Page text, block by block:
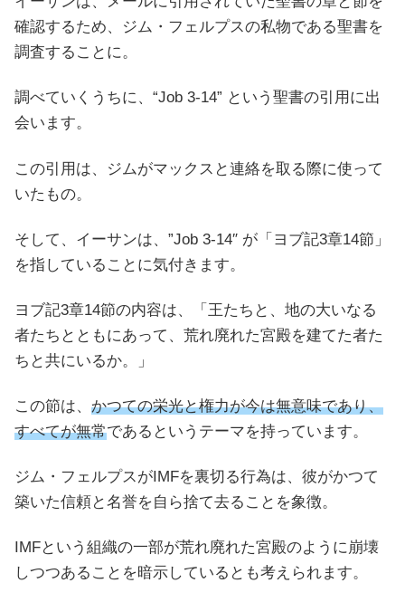
確認するため、ジム・フェルプスの私物である聖書を
調査することに。
調べていくうちに、“Job 3-14” という聖書の引用に出
会います。
この引用は、ジムがマックスと連絡を取る際に使って
いたもの。
そして、イーサンは、”Job 3-14″ が「ヨブ記3章14節」
を指していることに気付きます。
ヨブ記3章14節の内容は、「王たちと、地の大いなる
者たちとともにあって、荒れ廃れた宮殿を建てた者た
ちと共にいるか。」
この節は、 かつての栄光と権力が今は無意味であり、
すべてが無常であるというテーマを持っています。
ジム・フェルプスがIMFを裏切る行為は、彼がかつて
築いた信頼と名誉を自ら捨て去ることを象徴。
IMFという組織の一部が荒れ廃れた宮殿のように崩壊
しつつあることを暗示しているとも考えられます。